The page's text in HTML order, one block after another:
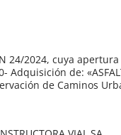
N 24/2024, cuya
Adquisición de:
de Caminos